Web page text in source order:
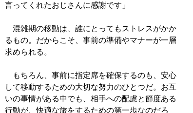
言ってくれたおじさんに感謝です」
混雑期の移動は、誰にとってもストレスがかか
るもの。だからこそ、事前の準備やマナーが一層
求められる。
もちろん、事前に指定席を確保するのも、安心
して移動するための大切な努力のひとつだ。お互
いの事情がある中でも、相手への配慮と節度ある
行動が、快適な旅をするための第一歩なのだろ